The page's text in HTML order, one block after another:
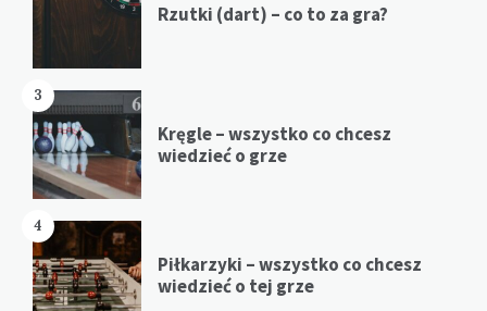
Rzutki (dart) – co to za gra?
3
Kręgle – wszystko co chcesz
wiedzieć o grze
4
Piłkarzyki – wszystko co chcesz
wiedzieć o tej grze